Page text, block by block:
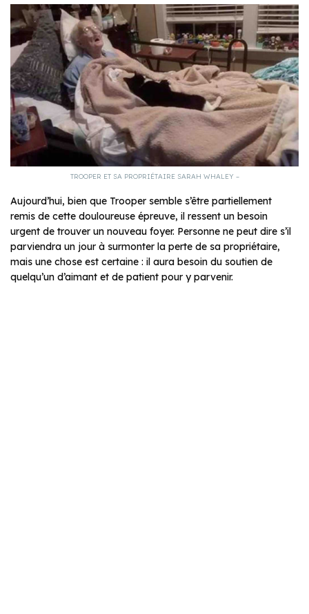
TROOPER ET SA PROPRIÉTAIRE SARAH WHALEY –
Aujourd’hui, bien que Trooper semble s’être partiellement
remis de cette douloureuse épreuve, il ressent un besoin
urgent de trouver un nouveau foyer. Personne ne peut dire s’il
parviendra un jour à surmonter la perte de sa propriétaire,
mais une chose est certaine : il aura besoin du soutien de
quelqu’un d’aimant et de patient pour y parvenir.